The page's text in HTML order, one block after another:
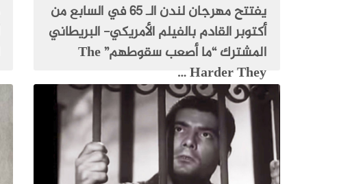
يفتتح مهرجان لندن الـ 65 في السابع من
أكتوبر القادم بالفيلم الأمريكي- البريطاني
المشترك “ما أصعب سقوطهم” The
Harder They …